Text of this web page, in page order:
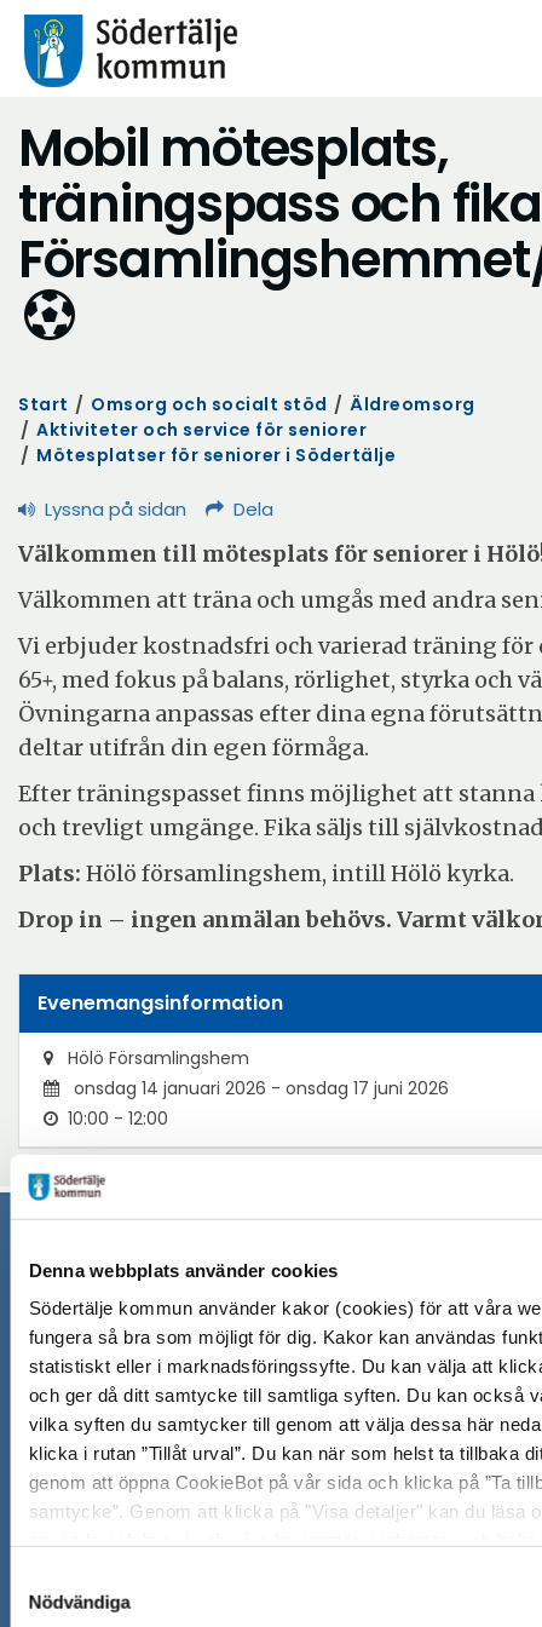
Denna webbplats använder cookies
Södertälje kommun använder kakor (cookies) för att våra
fungera så bra som möjligt för dig. Kakor kan användas
statistiskt eller i marknadsföringssyfte. Du kan välja att
och ger då ditt samtycke till samtliga syften. Du kan också
vilka syften du samtycker till genom att välja dessa här
klicka i rutan ”Tillåt urval”. Du kan när som helst ta tillbaka
genom att öppna CookieBot på vår sida och klicka på ”Ta
samtycke”. Genom att klicka på "Visa detaljer" kan du läsa
Nödvändiga
Mobil mötesplats,
träningspass och
Start / Omsorg och socialt stöd / Äldreomsorg
/ Aktiviteter och service för seniorer
/ Mötesplatser för seniorer i Södertälje
Lyssna på sidan Dela
Välkommen till mötesplats för seniorer i
Välkommen att träna och umgås med andra
Vi erbjuder kostnadsfri och varierad träning för
65+, med fokus på balans, rörlighet, styrka och
Övningarna anpassas efter dina egna
deltar utifrån din egen förmåga.
Efter träningspasset finns möjlighet att stanna
och trevligt umgänge. Fika säljs till
Plats: Hölö församlingshem, intill Hölö kyrka.
Drop in – ingen anmälan behövs. Varmt
Evenemangsinformation
Hölö Församlingshem
onsdag 14 januari 2026 - onsdag 17 juni 2026
10:00 - 12:00
Södertälje kommun
151 89 Södertälje
Besöksadress: Nyköpingsvägen 26
Tfn: 08–523 010 00
kontaktcenter@sodertalje.se
Org.nr. 212000–0159
Remisser, beslut och meddelande/info till Södertälje
skickas till: sodertalje.kommun@sodertalje.se
KontaktcenterÖppna
Synpunkter och felanmälan